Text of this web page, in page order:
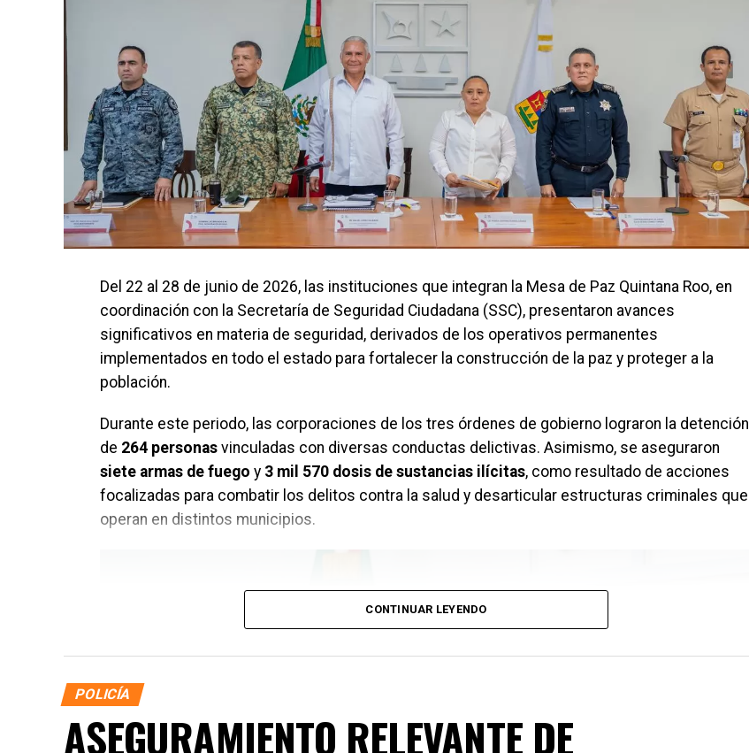
Del 22 al 28 de junio de 2026, las instituciones que integran la Mesa de Paz Quintana Roo, en
coordinación con la Secretaría de Seguridad Ciudadana (SSC), presentaron avances
significativos en materia de seguridad, derivados de los operativos permanentes
implementados en todo el estado para fortalecer la construcción de la paz y proteger a la
población.
Durante este periodo, las corporaciones de los tres órdenes de gobierno lograron la detención
de 264 personas vinculadas con diversas conductas delictivas. Asimismo, se aseguraron
siete armas de fuego y 3 mil 570 dosis de sustancias ilícitas, como resultado de acciones
focalizadas para combatir los delitos contra la salud y desarticular estructuras criminales que
operan en distintos municipios.
CONTINUAR LEYENDO
POLICÍA
ASEGURAMIENTO RELEVANTE DE